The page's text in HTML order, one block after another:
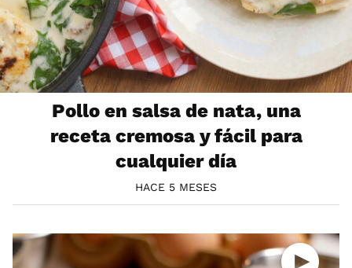
Pollo en salsa de nata, una
receta cremosa y fácil para
cualquier día
HACE 5 MESES